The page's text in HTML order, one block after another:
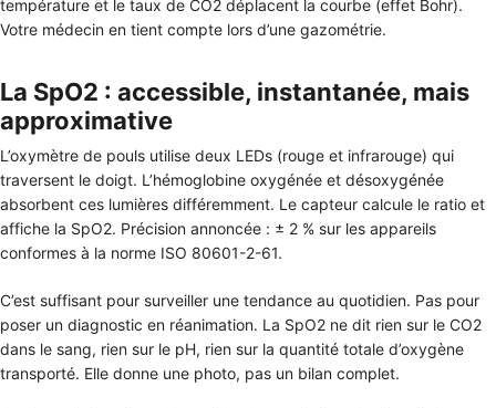
température et le taux de CO2 déplacent la courbe (effet Bohr).
Votre médecin en tient compte lors d’une gazométrie.
La SpO2 : accessible, instantanée, mais
approximative
L’oxymètre de pouls utilise deux LEDs (rouge et infrarouge) qui
traversent le doigt. L’hémoglobine oxygénée et désoxygénée
absorbent ces lumières différemment. Le capteur calcule le ratio et
affiche la SpO2. Précision annoncée : ± 2 % sur les appareils
conformes à la norme ISO 80601-2-61.
C’est suffisant pour surveiller une tendance au quotidien. Pas pour
poser un diagnostic en réanimation. La SpO2 ne dit rien sur le CO2
dans le sang, rien sur le pH, rien sur la quantité totale d’oxygène
transporté. Elle donne une photo, pas un bilan complet.